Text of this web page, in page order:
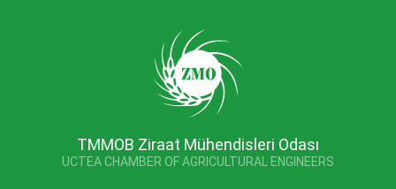
TMMOB Ziraat Mühendisleri Odası
UCTEA CHAMBER OF AGRICULTURAL ENGINEERS